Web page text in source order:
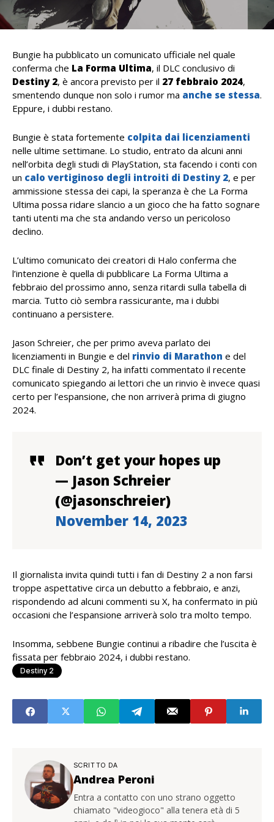
Bungie ha pubblicato un comunicato ufficiale nel quale
conferma che La Forma Ultima, il DLC conclusivo di
Destiny 2, è ancora previsto per il 27 febbraio 2024,
smentendo dunque non solo i rumor ma anche se stessa.
Eppure, i dubbi restano.
Bungie è stata fortemente colpita dai licenziamenti
nelle ultime settimane. Lo studio, entrato da alcuni anni
nell’orbita degli studi di PlayStation, sta facendo i conti con
un calo vertiginoso degli introiti di Destiny 2, e per
ammissione stessa dei capi, la speranza è che La Forma
Ultima possa ridare slancio a un gioco che ha fatto sognare
tanti utenti ma che sta andando verso un pericoloso
declino.
L’ultimo comunicato dei creatori di Halo conferma che
l’intenzione è quella di pubblicare La Forma Ultima a
febbraio del prossimo anno, senza ritardi sulla tabella di
marcia. Tutto ciò sembra rassicurante, ma i dubbi
continuano a persistere.
Jason Schreier, che per primo aveva parlato dei
licenziamenti in Bungie e del rinvio di Marathon e del
DLC finale di Destiny 2, ha infatti commentato il recente
comunicato spiegando ai lettori che un rinvio è invece quasi
certo per l’espansione, che non arriverà prima di giugno
2024.
Don’t get your hopes up
— Jason Schreier
(@jasonschreier)
November 14, 2023
Il giornalista invita quindi tutti i fan di Destiny 2 a non farsi
troppe aspettative circa un debutto a febbraio, e anzi,
rispondendo ad alcuni commenti su X, ha confermato in più
occasioni che l’espansione arriverà solo tra molto tempo.
Insomma, sebbene Bungie continui a ribadire che l’uscita è
fissata per febbraio 2024, i dubbi restano.
Destiny 2
SCRITTO DA
Andrea Peroni
Entra a contatto con uno strano oggetto
chiamato "videogioco" alla tenera età di 5